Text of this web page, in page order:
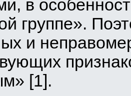
в
группе».
и
[1].